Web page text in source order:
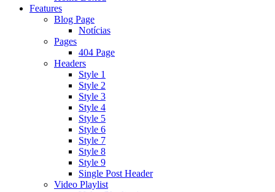
Features
Blog Page
Notícias
Pages
404 Page
Headers
Style 1
Style 2
Style 3
Style 4
Style 5
Style 6
Style 7
Style 8
Style 9
Single Post Header
Video Playlist